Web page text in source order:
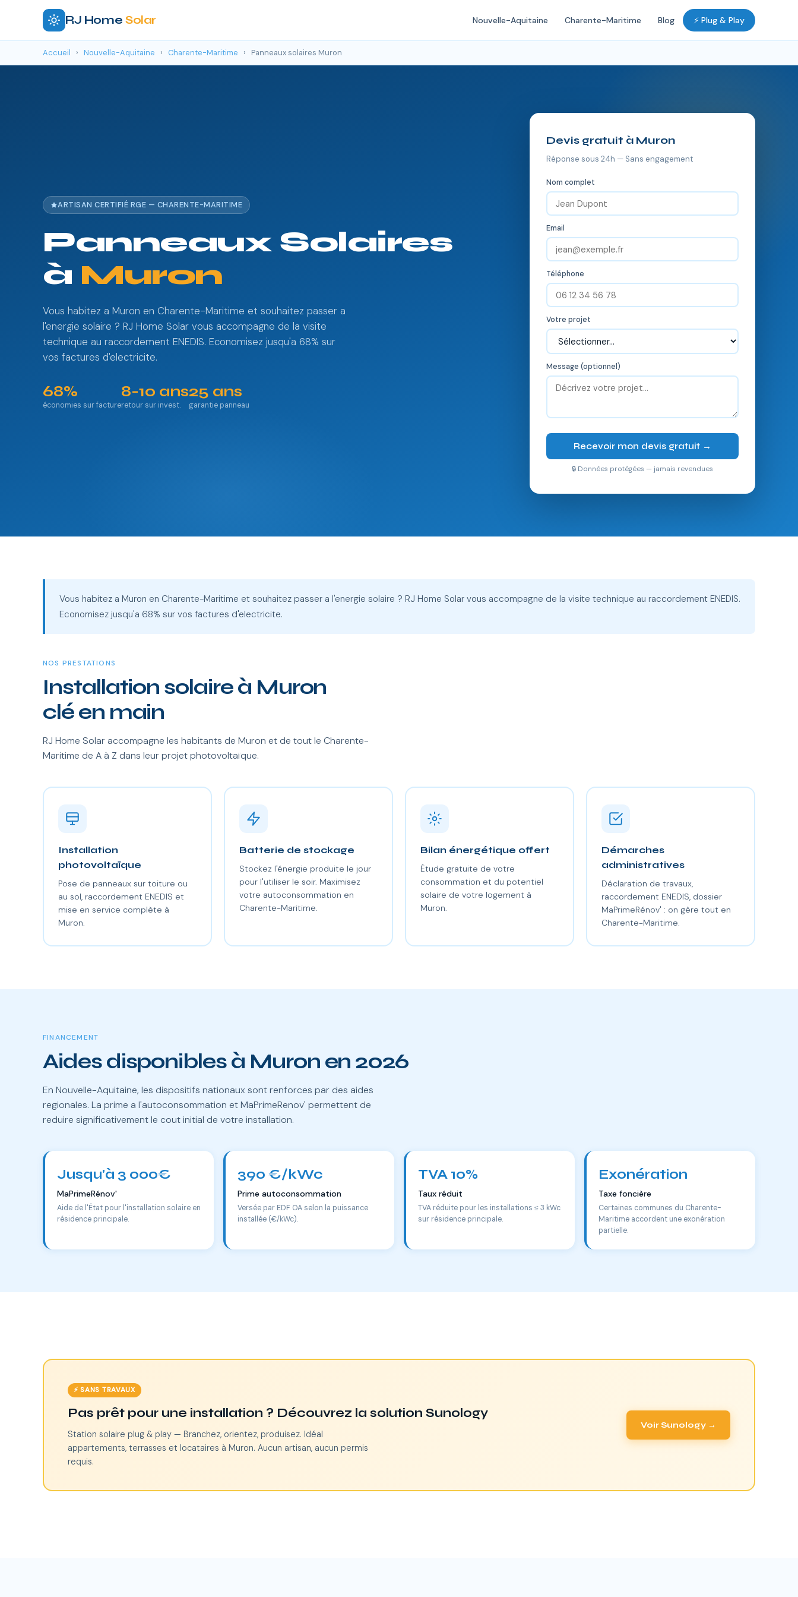
RJ Home Solar Nouvelle-Aquitaine Charente-Maritime Blog ⚡ Plug & Play
Accueil › Nouvelle-Aquitaine › Charente-Maritime › Panneaux solaires Muron
ARTISAN CERTIFIÉ RGE — CHARENTE-MARITIME
Panneaux Solaires
à Muron
Vous habitez a Muron en Charente-Maritime et souhaitez passer a
l'energie solaire ? RJ Home Solar vous accompagne de la visite
technique au raccordement ENEDIS. Economisez jusqu'a 68% sur
vos factures d'electricite.
68%
économies sur facture
8-10 ans
retour sur invest.
25 ans
garantie panneau
Devis gratuit à Muron
Réponse sous 24h — Sans engagement
Nom complet
Email
Téléphone
Votre projet
Message (optionnel)
Recevoir mon devis gratuit →
🔒 Données protégées — jamais revendues
Vous habitez a Muron en Charente-Maritime et souhaitez passer a l'energie solaire ? RJ Home Solar vous accompagne de la visite technique au raccordement ENEDIS.
Economisez jusqu'a 68% sur vos factures d'electricite.
NOS PRESTATIONS
Installation solaire à Muron
clé en main
RJ Home Solar accompagne les habitants de Muron et de tout le Charente-
Maritime de A à Z dans leur projet photovoltaïque.
Installation
photovoltaïque
Pose de panneaux sur toiture ou
au sol, raccordement ENEDIS et
mise en service complète à
Muron.
Batterie de stockage
Stockez l'énergie produite le jour
pour l'utiliser le soir. Maximisez
votre autoconsommation en
Charente-Maritime.
Bilan énergétique offert
Étude gratuite de votre
consommation et du potentiel
solaire de votre logement à
Muron.
Démarches
administratives
Déclaration de travaux,
raccordement ENEDIS, dossier
MaPrimeRénov' : on gère tout en
Charente-Maritime.
FINANCEMENT
Aides disponibles à Muron en 2026
En Nouvelle-Aquitaine, les dispositifs nationaux sont renforces par des aides
regionales. La prime a l'autoconsommation et MaPrimeRenov' permettent de
reduire significativement le cout initial de votre installation.
Jusqu'à 3 000€
MaPrimeRénov'
Aide de l'État pour l'installation solaire en
résidence principale.
390 €/kWc
Prime autoconsommation
Versée par EDF OA selon la puissance
installée (€/kWc).
TVA 10%
Taux réduit
TVA réduite pour les installations ≤ 3 kWc
sur résidence principale.
Exonération
Taxe foncière
Certaines communes du Charente-
Maritime accordent une exonération
partielle.
⚡ SANS TRAVAUX
Pas prêt pour une installation ? Découvrez la solution Sunology
Station solaire plug & play — Branchez, orientez, produisez. Idéal
appartements, terrasses et locataires à Muron. Aucun artisan, aucun permis
requis.
Voir Sunology →